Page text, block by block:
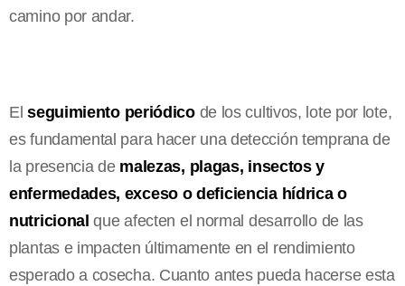
camino por andar.
Elseguimiento periódicode los cultivos, lote por lote,
es fundamental para hacer una detección temprana de
la presencia de malezas, plagas, insectos y
enfermedades, exceso o deficiencia hídrica o
nutricional que afecten el normal desarrollo de las
plantas e impacten últimamente en el rendimiento
esperado a cosecha. Cuanto antes pueda hacerse esta